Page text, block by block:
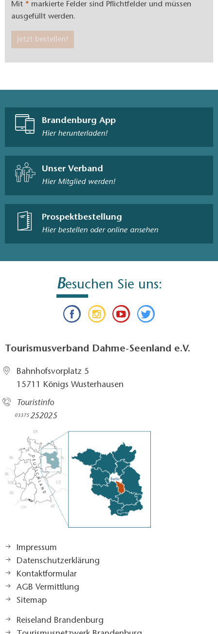
Mit *markierte Felder sind Pflichtfelder und müssen
ausgefüllt werden.
Jetzt bestellen!
Brandenburg App
Hier herunterladen!
Unser Verband
Hier Mitglied werden!
Prospektbestellung
Hier bestellen oder online ansehen
Besuchen Sie uns:
Tourismusverband Dahme-Seenland e.V.
Bahnhofsvorplatz 5​
15711 Königs Wusterhausen
Touristinfo
03375252025​
Impressum
Datenschutzerklärung
Kontaktformular
AGB Vermittlung
Sitemap
Reiseland Brandenburg